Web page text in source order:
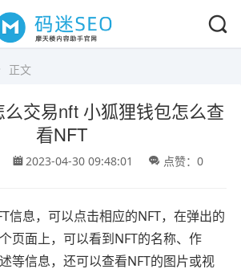
正文
交易nft 小狐狸钱包怎么查
看NFT
2023-04-30 09:48:01 点赞：0
信息，可以点击相应的NFT，在弹出的
页面上，可以看到NFT的名称、作
等信息，还可以查看NFT的图片或视